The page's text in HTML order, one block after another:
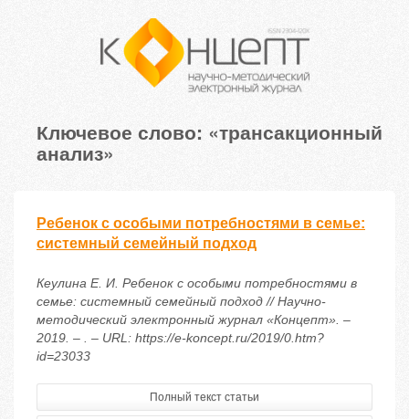
Ключевое слово: «трансакционный
анализ»
Ребенок с особыми потребностями в семье:
системный семейный подход
Кеулина Е. И. Ребенок с особыми потребностями в
семье: системный семейный подход // Научно-
методический электронный журнал «Концепт». –
2019. – . – URL: https://e-koncept.ru/2019/0.htm?
id=23033
Полный текст статьи